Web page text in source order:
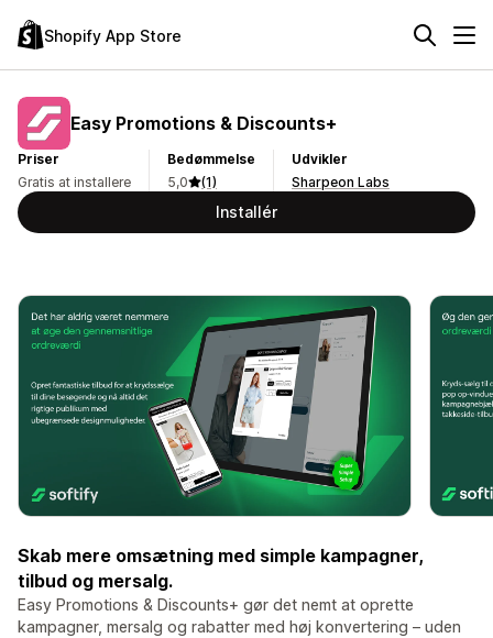
Shopify App Store
Easy Promotions & Discounts+
Priser
Gratis at installere
Bedømmelse
5,0
(1)
Udvikler
Sharpeon Labs
Installér
Skab mere omsætning med simple kampagner,
tilbud og mersalg.
Easy Promotions & Discounts+ gør det nemt at oprette
kampagner, mersalg og rabatter med høj konvertering – uden